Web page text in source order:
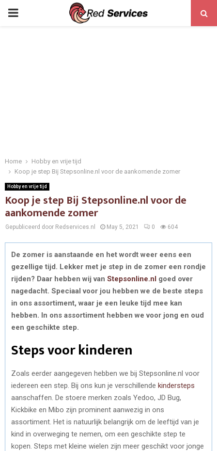
PRIMARY
Home
Hobby en vrije tijd
Koop je step Bij Stepsonline.nl voor de aankomende zomer
Hobby en vrije tijd
Koop je step Bij Stepsonline.nl voor de
aankomende zomer
Gepubliceerd door Redservices.nl May 5, 2021 0 604
De zomer is aanstaande en het wordt weer eens een
gezellige tijd. Lekker met je step in de zomer een rondje
rijden? Daar hebben wij van Stepsonline.nl goed over
nagedacht. Speciaal voor jou hebben we de beste steps
in ons assortiment, waar je een leuke tijd mee kan
hebben. In ons assortiment hebben we voor jong en oud
een geschikte step.
Steps voor kinderen
Zoals eerder aangegeven hebben we bij Stepsonline.nl voor
iedereen een step. Bij ons kun je verschillende kindersteps
aanschaffen. De stoere merken zoals Yedoo, JD Bug,
Kickbike en Mibo zijn prominent aanwezig in ons
assortiment. Het is natuurlijk belangrijk om de leeftijd van je
kind in overweging te nemen, om een geschikte step te
kopen. Steps met kleine wielen zijn meer geschikt voor jonge